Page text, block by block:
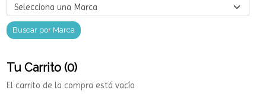
Tu Carrito (0)
El carrito de la compra está vacío